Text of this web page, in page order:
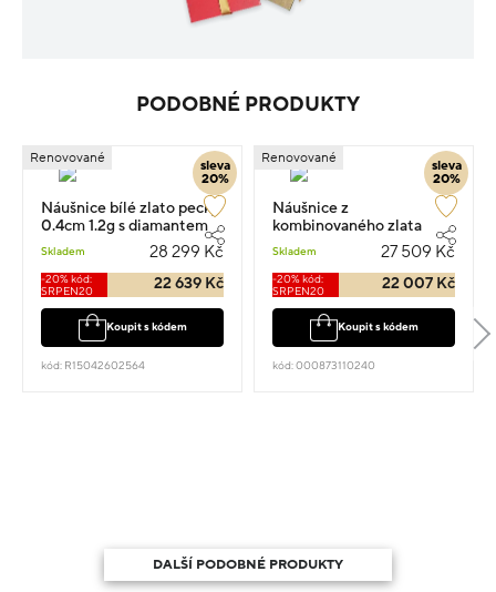
PODOBNÉ PRODUKTY
sleva
20%
Renovované
Náušnice bílé zlato pecky
0.4cm 1.2g s diamantem
Skladem 28 299 Kč
-20% kód:
SRPEN20
22 639 Kč
Koupit s kódem
kód: R15042602564
sleva
20%
Renovované
Náušnice z
kombinovaného zlata
květina pecky 2.5cm
8.65g
Skladem 27 509 Kč
-20% kód:
SRPEN20
22 007 Kč
Koupit s kódem
kód: 000873110240
DALŠÍ PODOBNÉ PRODUKTY